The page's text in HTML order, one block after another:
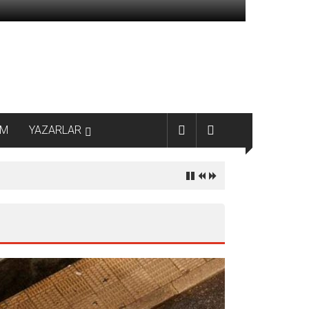
YAZARLAR